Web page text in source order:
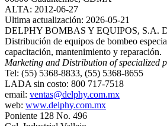
ALTA: 2012-06-27
Ultima actualización: 2026-05-21
DELPHY BOMBAS Y EQUIPOS, S.A.
Distribución de equipos de bombeo
capacitación, mantenimiento y reparación.
Marketing and Distribution of specialized
Tel: (55) 5368-8833, (55) 5368-8655
LADA sin costo: 800 717-7518
email: ventas@delphy.com.mx
web: www.delphy.com.mx
Poniente 128 No. 496